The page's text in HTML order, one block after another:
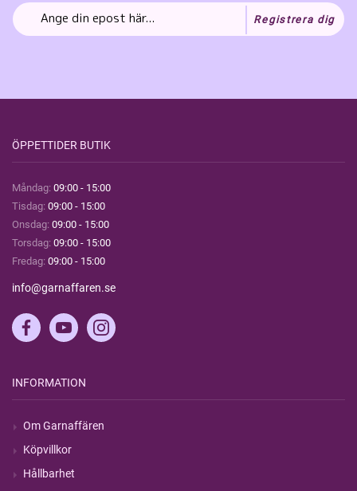
Registrera dig
ÖPPETTIDER BUTIK
Måndag: 09:00 - 15:00
Tisdag: 09:00 - 15:00
Onsdag: 09:00 - 15:00
Torsdag: 09:00 - 15:00
Fredag: 09:00 - 15:00
info@garnaffaren.se
INFORMATION
Om Garnaffären
Köpvillkor
Hållbarhet